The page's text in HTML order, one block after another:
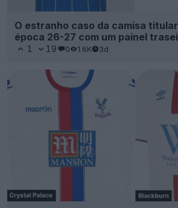
O estranho caso da camisa
época 26-27 com um painel
1 19 0 1.6K 3d